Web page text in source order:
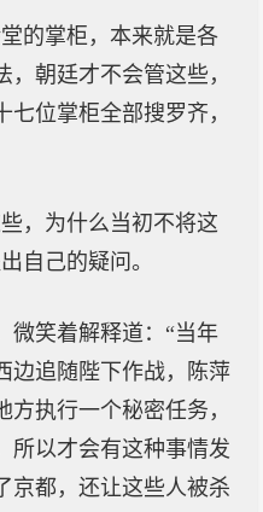
的掌柜，本来就是各
朝廷才不会管这些，
位掌柜全部搜罗齐，
，为什么当初不将这
自己的疑问。
微笑着解释道：“当年
边追随陛下作战，陈萍
执行一个秘密任务，
所以才会有这种事情发
京都，还让这些人被杀